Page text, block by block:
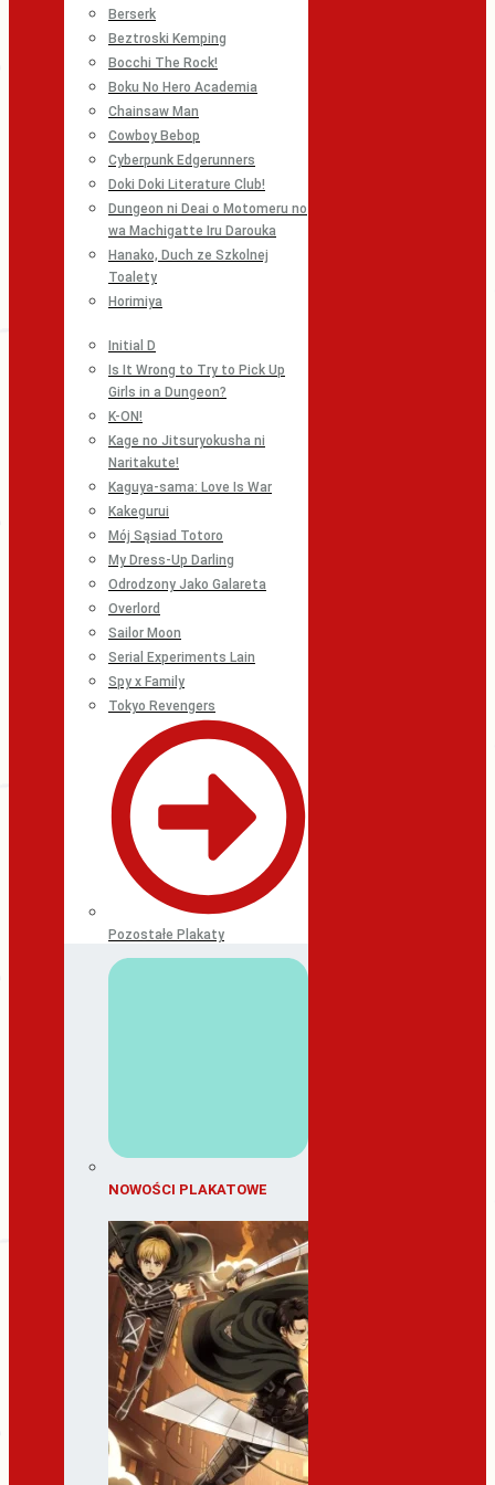
Berserk
Beztroski Kemping
Bocchi The Rock!
Boku No Hero Academia
Chainsaw Man
Cowboy Bebop
Cyberpunk Edgerunners
Doki Doki Literature Club!
Dungeon ni Deai o Motomeru no
wa Machigatte Iru Darouka
Hanako, Duch ze Szkolnej
Toalety
Horimiya
Initial D
Is It Wrong to Try to Pick Up
Girls in a Dungeon?
K-ON!
Kage no Jitsuryokusha ni
Naritakute!
Kaguya-sama: Love Is War
Kakegurui
Mój Sąsiad Totoro
My Dress-Up Darling
Odrodzony Jako Galareta
Overlord
Sailor Moon
Serial Experiments Lain
Spy x Family
Tokyo Revengers
Pozostałe Plakaty
NOWOŚCI PLAKATOWE